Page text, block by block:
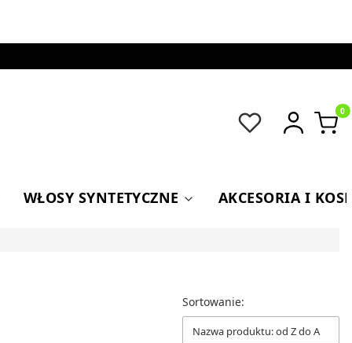
WŁOSY SYNTETYCZNE AKCESORIA I
Sortowanie:
Nazwa produktu: od Z do A